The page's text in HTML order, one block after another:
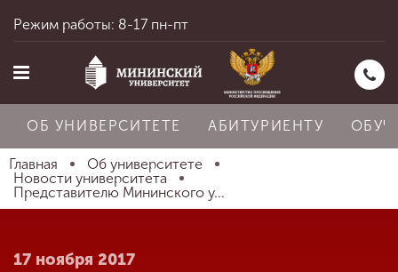
Главная
Режим работы: 8-17 пн-пт
ОБ УНИВЕРСИТЕТЕ АБИТУРИЕНТУ
Главная
Об университете
Новости университета
Представителю Мининского у...
17 ноября 2017